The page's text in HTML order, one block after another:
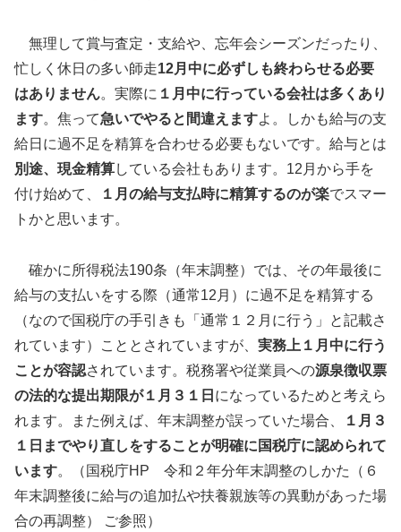
無理して賞与査定・支給や、忘年会シーズンだったり、
忙しく休日の多い師走12月中に必ずしも終わらせる必要
はありません。実際に １月中に行っている会社は多くあり
ます。焦って急いでやると間違えますよ。しかも給与の支
給日に過不足を精算を合わせる必要もないです。給与とは
別途、現金精算している会社もあります。12月から手を
付け始めて、
１月の給与支払時に精算するのが楽でスマー
トかと思います。
確かに所得税法190条（年末調整）では、その年最後に
給与の支払いをする際（通常12月）に過不足を精算する
（なので国税庁の手引きも「通常１２月に行う」と記載さ
れています）こととされていますが、 実務上１月中に行う
ことが容認されています。税務署や従業員への源泉徴収票
の法的な提出期限が１月３１日 になっているためと考えら
れます。また例えば、年末調整が誤っていた場合、
１月３
１日までやり直しをすることが明確に国税庁に認められて
います。（国税庁HP 令和２年分年末調整のしかた（６
年末調整後に給与の追加払や扶養親族等の異動があった場
合の再調整） ご参照）